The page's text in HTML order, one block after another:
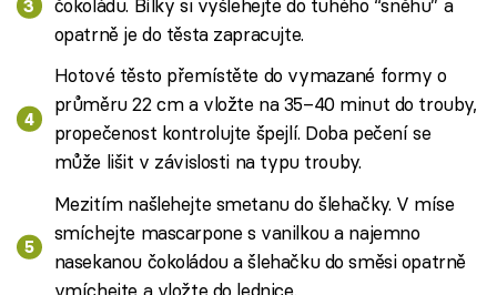
čokoládu. Bílky si vyšlehejte do tuhého “sněhu” a
opatrně je do těsta zapracujte.
Hotové těsto přemístěte do vymazané formy o
průměru 22 cm a vložte na 35–40 minut do trouby,
propečenost kontrolujte špejlí. Doba pečení se
může lišit v závislosti na typu trouby.
Mezitím našlehejte smetanu do šlehačky. V míse
smíchejte mascarpone s vanilkou a najemno
nasekanou čokoládou a šlehačku do směsi opatrně
vmíchejte a vložte do lednice.